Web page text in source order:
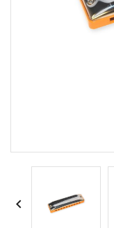
Microfoons
Instrumenten
